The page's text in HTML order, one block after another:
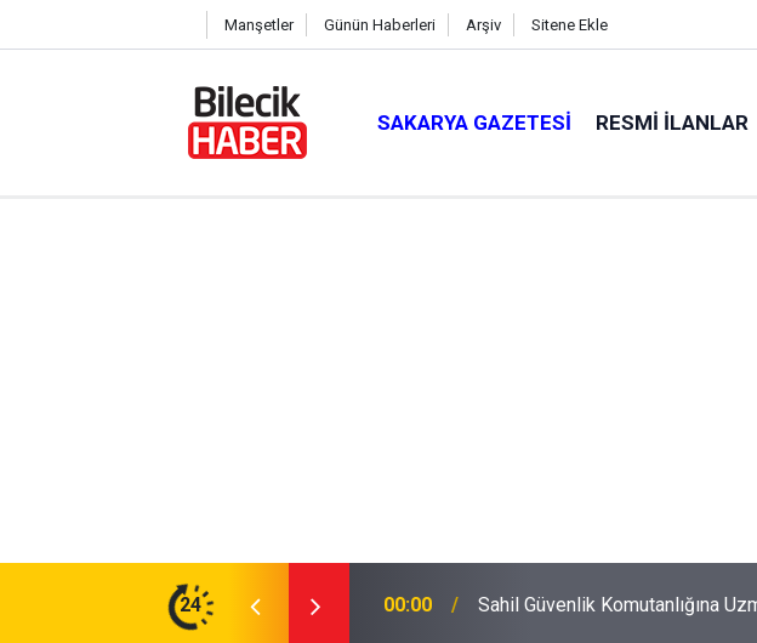
Manşetler Günün Haberleri Arşiv Sitene Ekle
SAKARYA GAZETESI RESMI İLANLAR
24 16:40 Abbaslık'ta korkutan yangın!